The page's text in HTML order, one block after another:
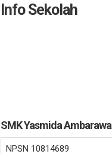
Info Sekolah
SMK Yasmida Ambarawa
NPSN 10814689